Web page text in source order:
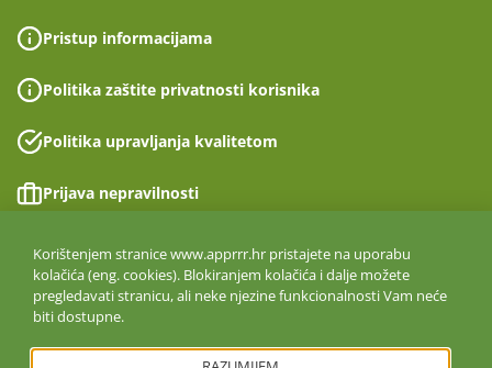
Pristup informacijama
Politika zaštite privatnosti korisnika
Politika upravljanja kvalitetom
Prijava nepravilnosti
Izjava o pristupačnosti
Politika informacijske sigurnosti
ISO 27001:2022
Korištenjem stranice www.apprrr.hr pristajete na uporabu
kolačića (eng. cookies). Blokiranjem kolačića i dalje možete
pregledavati stranicu, ali neke njezine funkcionalnosti Vam neće
biti dostupne.